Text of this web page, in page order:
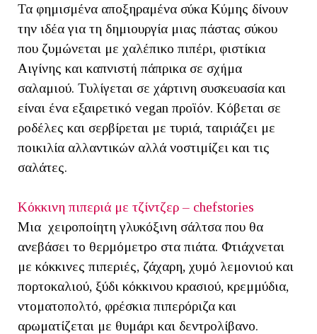
Τα φημισμένα αποξηραμένα σύκα Κύμης δίνουν
την ιδέα για τη δημιουργία μιας πάστας σύκου
που ζυμώνεται με χαλέπικο πιπέρι, φιστίκια
Αιγίνης και καπνιστή πάπρικα σε σχήμα
σαλαμιού. Τυλίγεται σε χάρτινη συσκευασία και
είναι ένα εξαιρετικό vegan προϊόν. Κόβεται σε
ροδέλες και σερβίρεται με τυριά, ταιριάζει με
ποικιλία αλλαντικών αλλά νοστιμίζει και τις
σαλάτες.
Κόκκινη πιπεριά με τζίντζερ – chefstories
Μια χειροποίητη γλυκόξινη σάλτσα που θα
ανεβάσει το θερμόμετρο στα πιάτα. Φτιάχνεται
με κόκκινες πιπεριές, ζάχαρη, χυμό λεμονιού και
πορτοκαλιού, ξύδι κόκκινου κρασιού, κρεμμύδια,
ντοματοπολτό, φρέσκια πιπερόριζα και
αρωματίζεται με θυμάρι και δεντρολίβανο.